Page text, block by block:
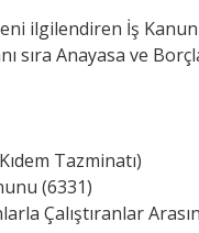
ilgilendiren İş
sıra Anayasa ve
Tazminatı)
(6331)
Çalıştıranlar